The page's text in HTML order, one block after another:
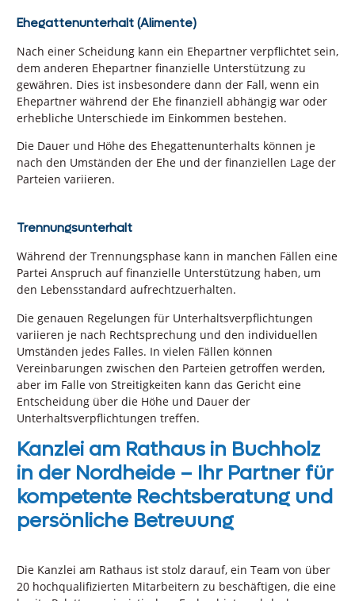
Ehegattenunterhalt (Alimente)
Nach einer Scheidung kann ein Ehepartner verpflichtet sein,
dem anderen Ehepartner finanzielle Unterstützung zu
gewähren. Dies ist insbesondere dann der Fall, wenn ein
Ehepartner während der Ehe finanziell abhängig war oder
erhebliche Unterschiede im Einkommen bestehen.
Die Dauer und Höhe des Ehegattenunterhalts können je
nach den Umständen der Ehe und der finanziellen Lage der
Parteien variieren.
Trennungsunterhalt
Während der Trennungsphase kann in manchen Fällen eine
Partei Anspruch auf finanzielle Unterstützung haben, um
den Lebensstandard aufrechtzuerhalten.
Die genauen Regelungen für Unterhaltsverpflichtungen
variieren je nach Rechtsprechung und den individuellen
Umständen jedes Falles. In vielen Fällen können
Vereinbarungen zwischen den Parteien getroffen werden,
aber im Falle von Streitigkeiten kann das Gericht eine
Entscheidung über die Höhe und Dauer der
Unterhaltsverpflichtungen treffen.
Kanzlei am Rathaus in Buchholz
in der Nordheide – Ihr Partner für
kompetente Rechtsberatung und
persönliche Betreuung
Die Kanzlei am Rathaus ist stolz darauf, ein Team von über
20 hochqualifizierten Mitarbeitern zu beschäftigen, die eine